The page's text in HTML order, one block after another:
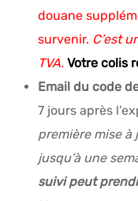
douane
survenir. C’est
TVA. Votre colis
Email du code
7 jours après
première mise
jusqu’à une
suivi peut